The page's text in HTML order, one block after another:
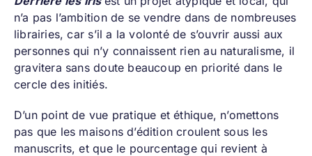
n’a pas l’ambition de se vendre dans de nombreuses
librairies, car s’il a la volonté de s’ouvrir aussi aux
personnes qui n’y connaissent rien au naturalisme, il
gravitera sans doute beaucoup en priorité dans le
cercle des initiés.
D’un point de vue pratique et éthique, n’omettons
pas que les maisons d’édition croulent sous les
manuscrits, et que le pourcentage qui revient à